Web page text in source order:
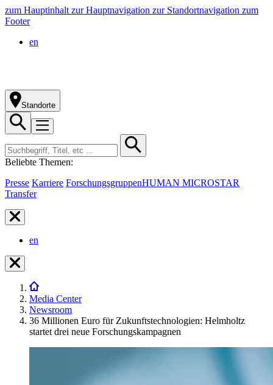
zum Hauptinhalt zur Hauptnavigation zur Standortnavigation zum
Footer
en
Standorte
Beliebte Themen:
Presse Karriere ForschungsgruppenHUMAN MICROSTAR
Transfer
en
Media Center
Newsroom
36 Millionen Euro für Zukunftstechnologien: Helmholtz
startet drei neue Forschungskampagnen